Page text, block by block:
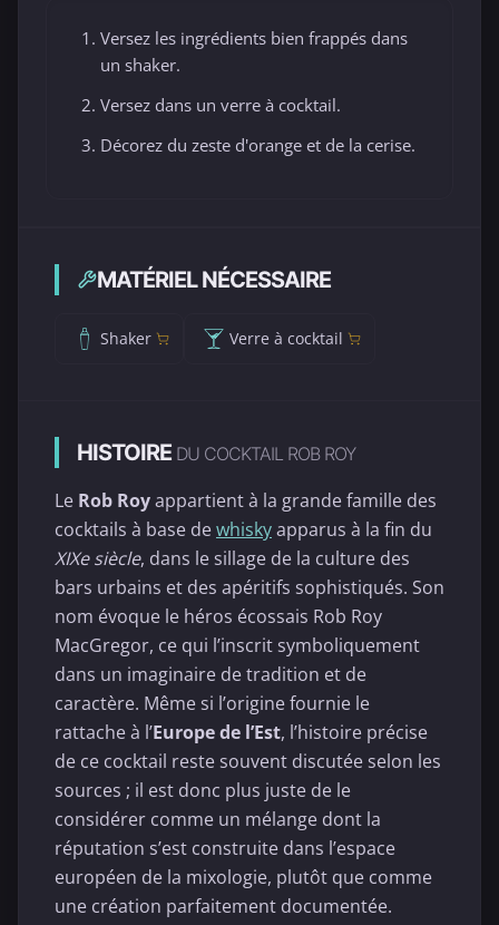
Versez les ingrédients bien frappés dans
un shaker.
Versez dans un verre à cocktail.
Décorez du zeste d'orange et de la cerise.
MATÉRIEL NÉCESSAIRE
Shaker Verre à cocktail
HISTOIRE DU COCKTAIL ROB ROY
Le Rob Royappartient à la grande famille des
cocktails à base dewhiskyapparus à la fin du
XIXe siècle, dans le sillage de la culture des
bars urbains et des apéritifs sophistiqués. Son
nom évoque le héros écossais Rob Roy
MacGregor, ce qui l’inscrit symboliquement
dans un imaginaire de tradition et de
caractère. Même si l’origine fournie le
rattache à l’Europe de l’Est, l’histoire précise
de ce cocktail reste souvent discutée selon les
sources ; il est donc plus juste de le
considérer comme un mélange dont la
réputation s’est construite dans l’espace
européen de la mixologie, plutôt que comme
une création parfaitement documentée.